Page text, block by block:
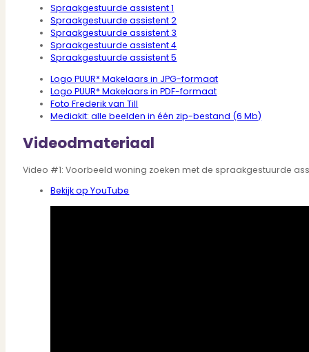
Verhuur uw woning via ons netwerk
Verhuur & Beheer
Huurwoningen én beheer op maat
Verbouwen
Wil jij jouw huis renoveren? Geen probleem!
Alle diensten
Bekijk het overzicht van alle diensten..
Spraakgestuurde assistent 1
Spraakgestuurde assistent 2
Spraakgestuurde assistent 3
Spraakgestuurde assistent 4
Spraakgestuurde assistent 5
Logo PUUR* Makelaars in JPG-formaat
Logo PUUR* Makelaars in PDF-formaat
Foto Frederik van Till
Mediakit: alle beelden in één zip-bestand (6 Mb)
Videodmateriaal
Video #1: Voorbeeld woning zoeken met de spraakgestuurde
Bekijk op YouTube